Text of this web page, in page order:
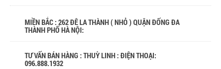
MIỀN BẮC : 262 ĐÊ LA THÀNH ( NHỎ ) QUẬN ĐỐNG ĐA
THÀNH PHỐ HÀ NỘI:
TƯ VẤN BÁN HÀNG : THUỲ LINH : ĐIỆN THOẠI:
096.888.1932